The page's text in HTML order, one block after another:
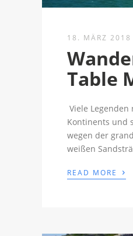
18. MÄRZ 2018
Table
Viele
Kontinents und
wegen der
weißen
READ MORE ›